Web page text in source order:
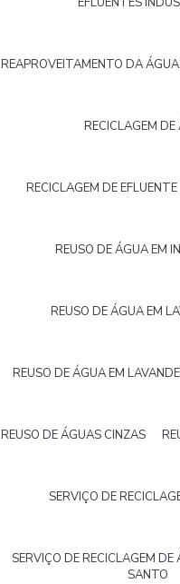
REAPROVEITAMENTO DA
RECICLAGEM DE
RECICLAGEM DE
REUSO DE ÁGUA EM
REUSO DE ÁGUA EM
REUSO DE ÁGUA EM
REUSO DE ÁGUAS CINZAS
SERVIÇO DE
SERVIÇO DE RECICLAGEM DE
SANTO